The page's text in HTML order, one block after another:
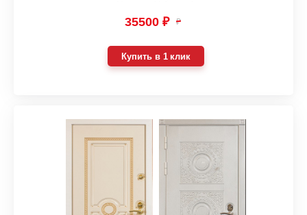
35500 ₽ ₽
Купить в 1 клик